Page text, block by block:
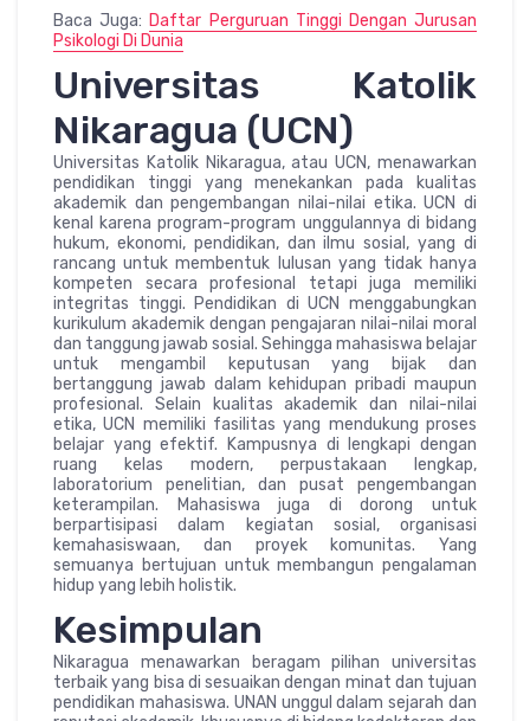
Baca Juga: Daftar Perguruan Tinggi Dengan Jurusan
Psikologi Di Dunia
Universitas Katolik
Nikaragua (UCN)
Universitas Katolik Nikaragua, atau UCN, menawarkan
pendidikan tinggi yang menekankan pada kualitas
akademik dan pengembangan nilai-nilai etika. UCN di
kenal karena program-program unggulannya di bidang
hukum, ekonomi, pendidikan, dan ilmu sosial, yang di
rancang untuk membentuk lulusan yang tidak hanya
kompeten secara profesional tetapi juga memiliki
integritas tinggi. Pendidikan di UCN menggabungkan
kurikulum akademik dengan pengajaran nilai-nilai moral
dan tanggung jawab sosial. Sehingga mahasiswa belajar
untuk mengambil keputusan yang bijak dan
bertanggung jawab dalam kehidupan pribadi maupun
profesional. Selain kualitas akademik dan nilai-nilai
etika, UCN memiliki fasilitas yang mendukung proses
belajar yang efektif. Kampusnya di lengkapi dengan
ruang kelas modern, perpustakaan lengkap,
laboratorium penelitian, dan pusat pengembangan
keterampilan. Mahasiswa juga di dorong untuk
berpartisipasi dalam kegiatan sosial, organisasi
kemahasiswaan, dan proyek komunitas. Yang
semuanya bertujuan untuk membangun pengalaman
hidup yang lebih holistik.
Kesimpulan
Nikaragua menawarkan beragam pilihan universitas
terbaik yang bisa di sesuaikan dengan minat dan tujuan
pendidikan mahasiswa. UNAN unggul dalam sejarah dan